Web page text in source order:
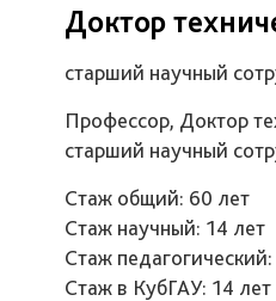
Доктор
старший научный
Профессор, Доктор
старший научный
Стаж общий: 60 лет
Стаж научный: 14 лет
Стаж
Стаж в КубГАУ: 14 лет